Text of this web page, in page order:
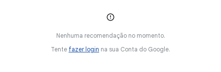
Nenhuma recomendação no momento.
Tente fazer login na sua Conta do Google.